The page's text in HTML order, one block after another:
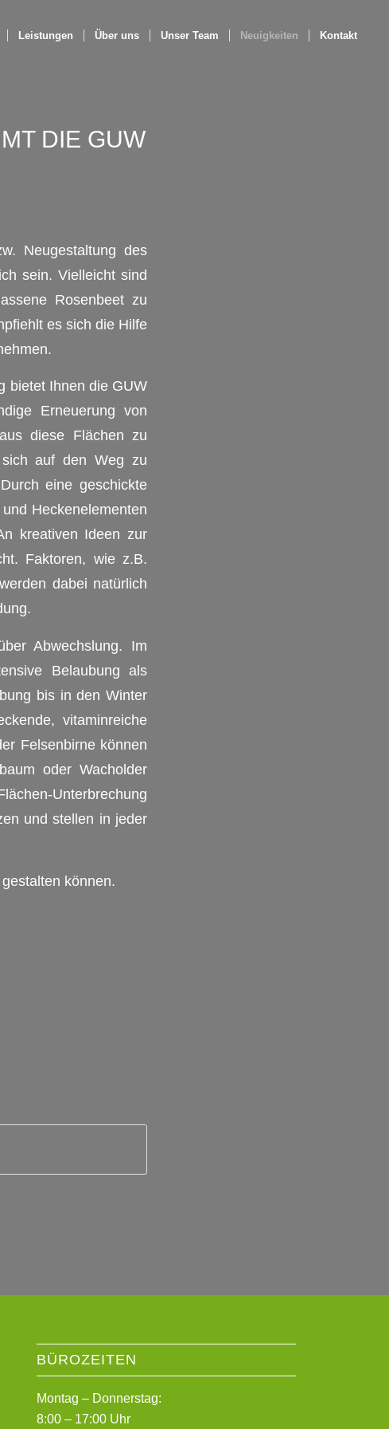
Leistungen Über uns Unser Team Neuigkeiten Kontakt
DIE GUW
Neugestaltung des
sein. Vielleicht sind
Rosenbeet zu
es sich die Hilfe
bietet Ihnen die GUW
Erneuerung von
diese Flächen zu
auf den Weg zu
eine geschickte
Heckenelementen
kreativen Ideen zur
Faktoren, wie z.B.
dabei natürlich
Abwechslung. Im
Belaubung als
bis in den Winter
vitaminreiche
Felsenbirne können
oder Wacholder
Unterbrechung
und stellen in jeder
können.
BÜROZEITEN
Montag – Donnerstag:
8:00 – 17:00 Uhr